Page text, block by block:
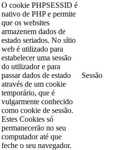
O cookie PHPSESSID é
nativo de PHP e permite
que os websites
armazenem dados de
estado seriados. No sítio
web é utilizado para
estabelecer uma sessão
do utilizador e para
passar dados de estado
através de um cookie
temporário, que é
vulgarmente conhecido
como cookie de sessão.
Estes Cookies só
permanecerão no seu
computador até que
feche o seu navegador.
Sessão